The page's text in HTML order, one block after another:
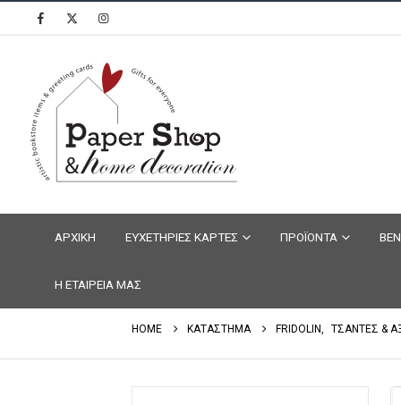
ΑΡΧΙΚΗ ΕΥΧΕΤΗΡΙΕΣ ΚΑΡΤΕΣ ΠΡΟΪΟΝΤΑ
Η ΕΤΑΙΡΕΙΑ ΜΑΣ
HOME ΚΑΤΑΣΤΗΜΑ FRIDOLIN, ΤΣΑΝΤΕΣ &